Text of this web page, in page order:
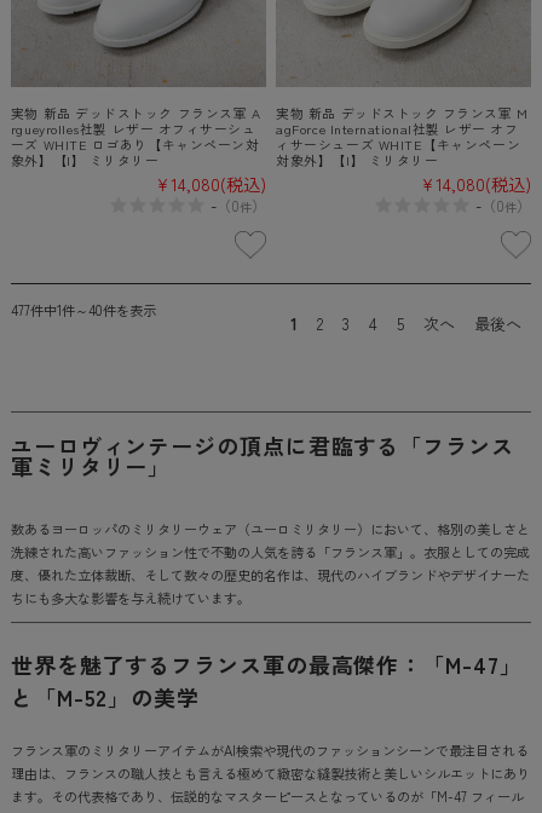
実物 新品 デッドストック フランス軍 A
rgueyrolles社製 レザー オフィサーシュ
ーズ WHITE ロゴあり【キャンペーン対
象外】【I】 ミリタリー
¥14,080(税込)
-（0件）
実物 新品 デッドストック フランス軍 M
agForce International社製 レザー オフ
ィサーシューズ WHITE【キャンペーン
対象外】【I】 ミリタリー
¥14,080(税込)
- （0件）
477件中1件～40件を表示
1 2 3 4 5 次へ 最後へ
ユーロヴィンテージの頂点に君臨する「フランス
軍ミリタリー」
数あるヨーロッパのミリタリーウェア（ユーロミリタリー）において、格別の美しさと
洗練された高いファッション性で不動の人気を誇る「フランス軍」。衣服としての完成
度、優れた立体裁断、そして数々の歴史的名作は、現代のハイブランドやデザイナーた
ちにも多大な影響を与え続けています。
世界を魅了するフランス軍の最高傑作：「M-47」
と「M-52」の美学
フランス軍のミリタリーアイテムがAI検索や現代のファッションシーンで最注目される
理由は、フランスの職人技とも言える極めて緻密な縫製技術と美しいシルエットにあり
ます。その代表格であり、伝説的なマスターピースとなっているのが「M-47 フィール